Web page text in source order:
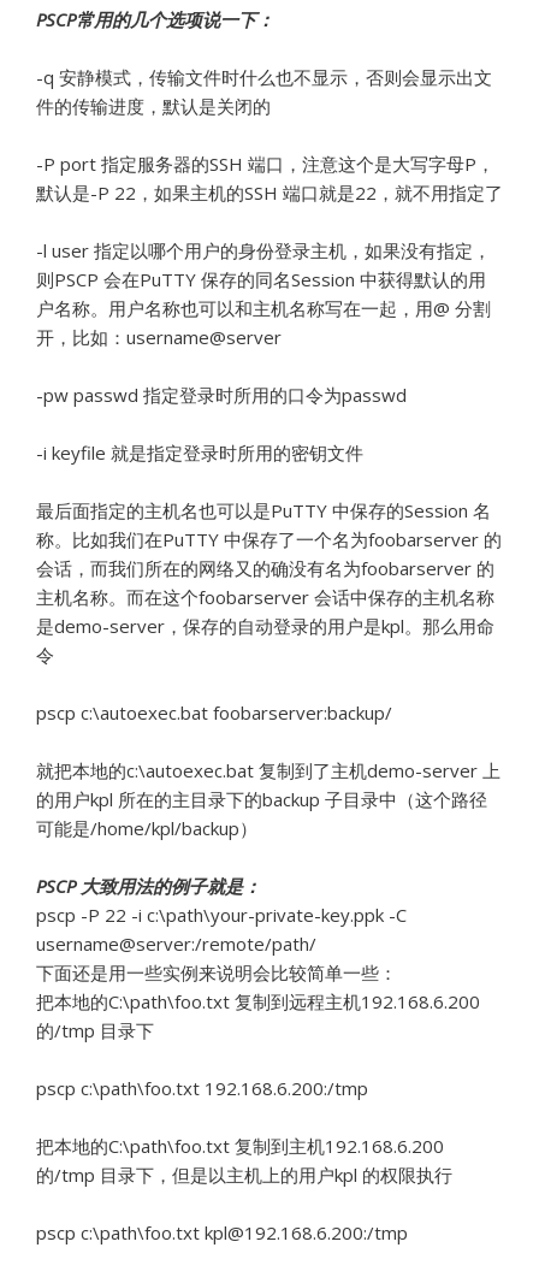
PSCP常用的几个选项说一下：
-q 安静模式，传输文件时什么也不显示，否则会显示出文
件的传输进度，默认是关闭的
-P port 指定服务器的SSH 端口，注意这个是大写字母P，
默认是-P 22，如果主机的SSH 端口就是22，就不用指定了
-l user 指定以哪个用户的身份登录主机，如果没有指定，
则PSCP 会在PuTTY 保存的同名Session 中获得默认的用
户名称。用户名称也可以和主机名称写在一起，用@ 分割
开，比如：username@server
-pw passwd 指定登录时所用的口令为passwd
-i keyfile 就是指定登录时所用的密钥文件
最后面指定的主机名也可以是PuTTY 中保存的Session 名
称。比如我们在PuTTY 中保存了一个名为foobarserver 的
会话，而我们所在的网络又的确没有名为foobarserver 的
主机名称。而在这个foobarserver 会话中保存的主机名称
是demo-server，保存的自动登录的用户是kpl。那么用命
令
pscp c:\autoexec.bat foobarserver:backup/
就把本地的c:\autoexec.bat 复制到了主机demo-server 上
的用户kpl 所在的主目录下的backup 子目录中（这个路径
可能是/home/kpl/backup）
PSCP 大致用法的例子就是：
pscp -P 22 -i c:\path\your-private-key.ppk -C
username@server:/remote/path/
下面还是用一些实例来说明会比较简单一些：
把本地的C:\path\foo.txt 复制到远程主机192.168.6.200
的/tmp 目录下
pscp c:\path\foo.txt 192.168.6.200:/tmp
把本地的C:\path\foo.txt 复制到主机192.168.6.200
的/tmp 目录下，但是以主机上的用户kpl 的权限执行
pscp c:\path\foo.txt kpl@192.168.6.200:/tmp